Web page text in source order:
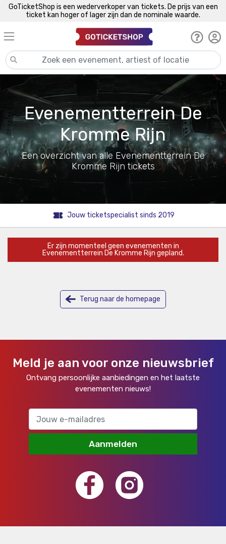
GoTicketShop is een wederverkoper van tickets. De prijs van een
ticket kan hoger of lager zijn dan de nominale waarde.
Evenementterrein De
Kromme Rijn
Een overzicht van alle Evenementterrein De
Kromme Rijn tickets
Jouw ticketspecialist sinds 2019
Er zijn momenteel geen evenementen in
Evenementterrein De Kromme Rijn gepland.
Terug naar de homepage
Meld je aan voor onze nieuwsbrief
Ontvang persoonlijke aanbiedingen en het laatste
evenementen nieuws!
Aanmelden